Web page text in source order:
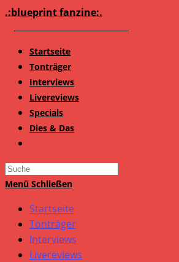
Zum
.:blueprint fanzine:.
Startseite
Tonträger
Interviews
Livereviews
Specials
Dies & Das
Search
this
Menü Schließen
Startseite
Tonträger
Interviews
Livereviews